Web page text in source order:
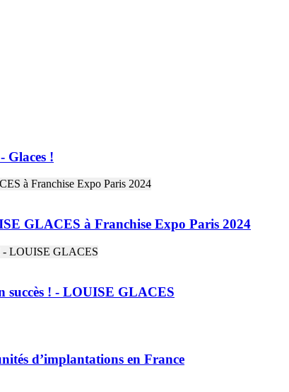
Glaces !
GLACES à Franchise Expo Paris 2024
succès ! - LOUISE GLACES
d’implantations en France